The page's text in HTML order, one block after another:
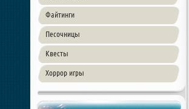
Файтинги
Песочницы
Квесты
Хоррор игры